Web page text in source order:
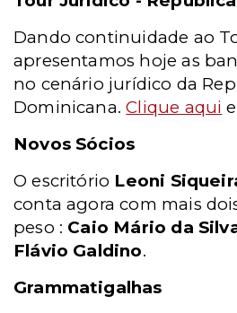
Dando continuidade ao
apresentamos hoje as
no cenário jurídico da
Dominicana.Clique aqui
Novos Sócios
O escritório Leoni
conta agora com mais
peso : Caio Mário da
Flávio Galdino.
Grammatigalhas